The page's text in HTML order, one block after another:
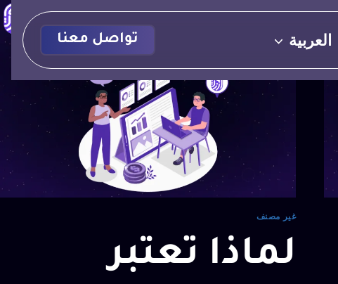
العربية تواصل معنا
غير مصنف
لماذا تعتبر